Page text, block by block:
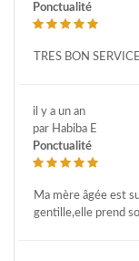
Ponctualité
TRES BON SERVICE
il y a un an
par Habiba E
Ponctualité
Ma mère âgée est
gentille,elle prend